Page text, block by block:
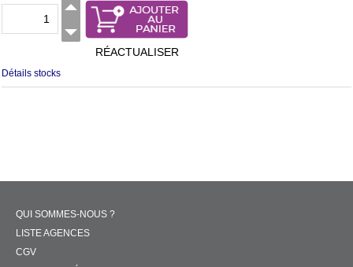
RÉACTUALISER
Détails stocks
QUI SOMMES-NOUS ?
LISTE AGENCES
CGV